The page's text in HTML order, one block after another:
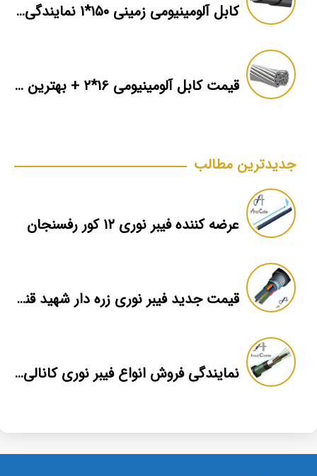
کابل آلومینیومی زمینی ۱۵۰*۱ نمایندگی فروش
قیمت کابل آلومینیومی ۱۶*۲ + بهترین برند بازار + اطلاعات فنی
جدیدترین مطالب
عرضه کننده فیبر نوری ۱۲ کور رفسنجان
قیمت جدید فیبر نوری زره دار شهید قندی یزد
نمایندگی فروش انواع فیبر نوری کانالی پخش عمده